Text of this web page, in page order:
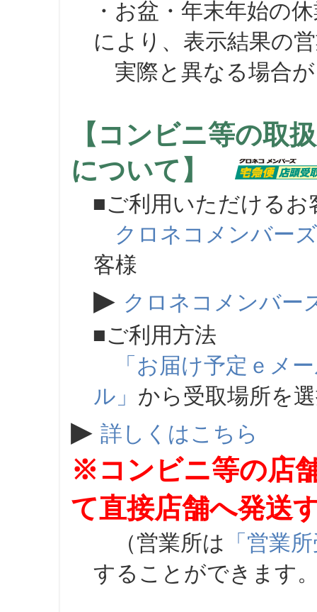
・お盆・年末年始の
により、表示結果の
実際と異なる場合が
【コンビニ等の取
について】
■ご利用いただけるお
クロネコメンバーズ
客様
▶ クロネコメンバー
■ご利用方法
「お届け予定ｅメ
ル」 から受取場所を
▶ 詳しくはこちら
※コンビニ等の店
て直接店舗へ発送
（営業所は 「営業
することができます